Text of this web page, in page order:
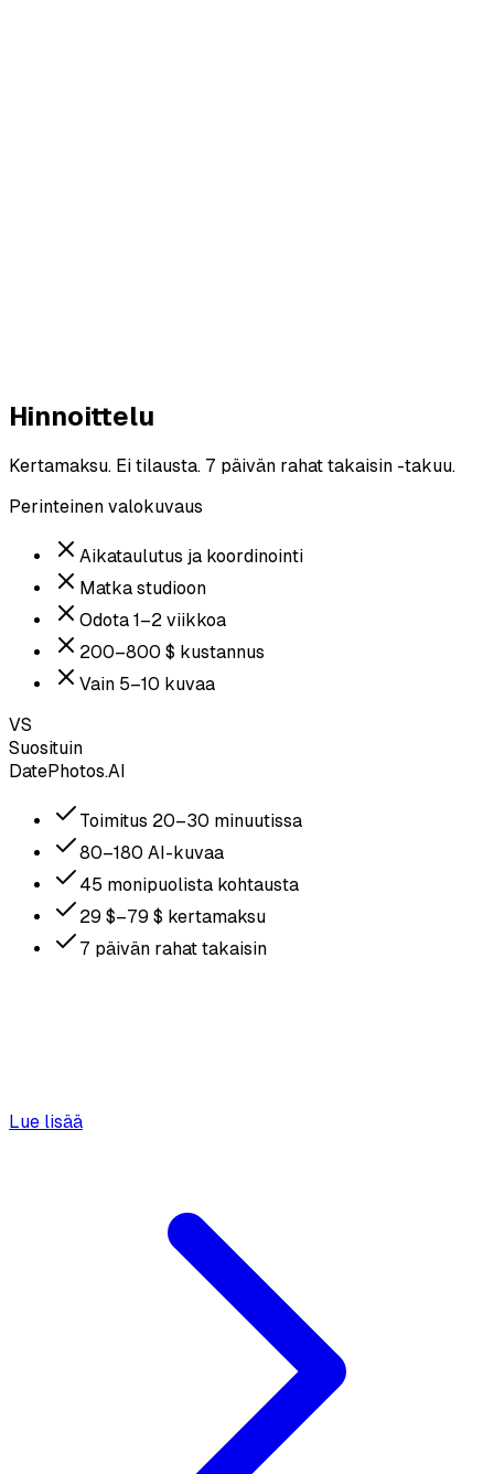
Hinnoittelu
Kertamaksu. Ei tilausta. 7 päivän rahat takaisin -takuu.
Perinteinen valokuvaus
Aikataulutus ja koordinointi
Matka studioon
Odota 1–2 viikkoa
200–800 $ kustannus
Vain 5–10 kuvaa
VS
Suosituin
DatePhotos.AI
Toimitus 20–30 minuutissa
80–180 AI-kuvaa
45 monipuolista kohtausta
29 $–79 $ kertamaksu
7 päivän rahat takaisin
Lue lisää